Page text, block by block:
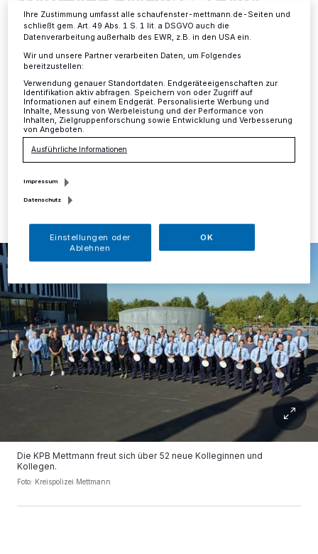
Polizeibeamtinnen und -beamte
Ein freudiger Tag für die Kreispolizeibehörde Mettmann:
Heute begrüßte der neue Abteilungsleiter Polizei
Thomas Schulte 52 neue Polizeibeamtinnen und
Polizeibeamte bei ihrem Dienstantritt im Kreis
Mettmann.
01.09.2022 , 15:01 Uhr
Die KPB Mettmann freut sich über 52 neue Kolleginnen und
Kollegen.
Foto: Kreispolizei Mettmann
Ihre Zustimmung umfasst alle schaufenster-mettmann.de-Seiten und
schließt gem. Art. 49 Abs. 1 S. 1 lit. a DSGVO auch die
Datenverarbeitung außerhalb des EWR, z.B. in den USA ein.
Wir und unsere Partner verarbeiten Daten, um Folgendes
bereitzustellen:
Verwendung genauer Standortdaten. Endgeräteeigenschaften zur
Identifikation aktiv abfragen. Speichern von oder Zugriff auf
Informationen auf einem Endgerät. Personalisierte Werbung und
Inhalte, Messung von Werbeleistung und der Performance von
Inhalten, Zielgruppenforschung sowie Entwicklung und Verbesserung
von Angeboten.
Ausführliche Informationen
Impressum
Datenschutz
Einstellungen oder
Ablehnen
OK